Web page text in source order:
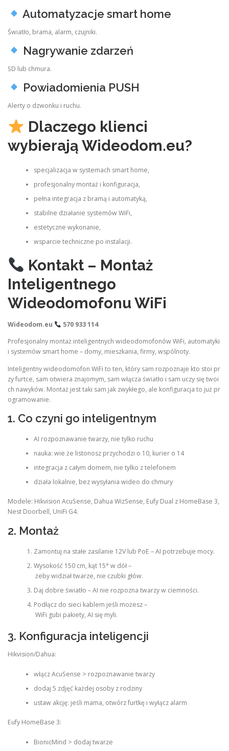
Automatyzacje smart home
Światło, brama, alarm, czujniki.
Nagrywanie zdarzeń
SD lub chmura.
Powiadomienia PUSH
Alerty o dzwonku i ruchu.
Dlaczego klienci
wybierają Wideodom.eu?
specjalizacja w systemach smart home,
profesjonalny montaż i konfiguracja,
pełna integracja z bramą i automatyką,
stabilne działanie systemów WiFi,
estetyczne wykonanie,
wsparcie techniczne po instalacji.
Kontakt – Montaż
Inteligentnego
Wideodomofonu WiFi
Wideodom.eu
570 933 114
Profesjonalny montaż inteligentnych wideodomofonów WiFi, automatyki
i systemów smart home – domy, mieszkania, firmy, wspólnoty.
Inteligentny wideodomofon WiFi to ten, który sam rozpoznaje kto stoi pr
zy furtce, sam otwiera znajomym, sam włącza światło i sam uczy się twoi
ch nawyków. Montaż jest taki sam jak zwykłego, ale konfiguracja to już pr
ogramowanie.
1. Co czyni go inteligentnym
AI rozpoznawanie twarzy, nie tylko ruchu
nauka: wie że listonosz przychodzi o 10, kurier o 14
integracja z całym domem, nie tylko z telefonem
działa lokalnie, bez wysyłania wideo do chmury
Modele: Hikvision AcuSense, Dahua WizSense, Eufy Dual z HomeBase 3,
Nest Doorbell, UniFi G4.
2. Montaż
Zamontuj na stałe zasilanie 12V lub PoE – AI potrzebuje mocy.
Wysokość 150 cm, kąt 15° w dół –
żeby widział twarze, nie czubki głów.
Daj dobre światło – AI nie rozpozna twarzy w ciemności.
Podłącz do sieci kablem jeśli możesz –
WiFi gubi pakiety, AI się myli.
3. Konfiguracja inteligencji
Hikvision/Dahua:
włącz AcuSense > rozpoznawanie twarzy
dodaj 5 zdjęć każdej osoby z rodziny
ustaw akcję: jeśli mama, otwórz furtkę i wyłącz alarm
Eufy HomeBase 3:
BionicMind > dodaj twarze